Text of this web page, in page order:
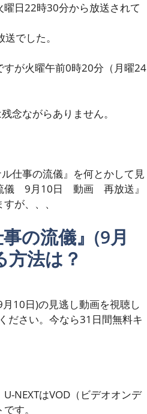
曜日22時30分から放送されて
でした。
すが火曜午前0時20分（月曜24
念ながらありません。
仕事の流儀』を何とかして見
儀 9月10日 動画 再放送』
が、、、
の流儀』(9月
方法は？
10日)の見逃し動画を視聴し
ださい。 今なら31日間無料キ
NEXTはVOD（ビデオオンデ
す。